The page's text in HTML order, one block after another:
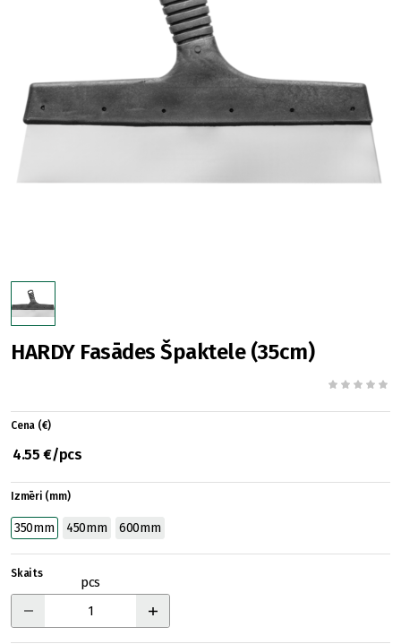
HARDY Fasādes Špaktele (35cm)
Cena (€)
4.55 €/pcs
Izmēri (mm)
350mm 450mm 600mm
Skaits
pcs